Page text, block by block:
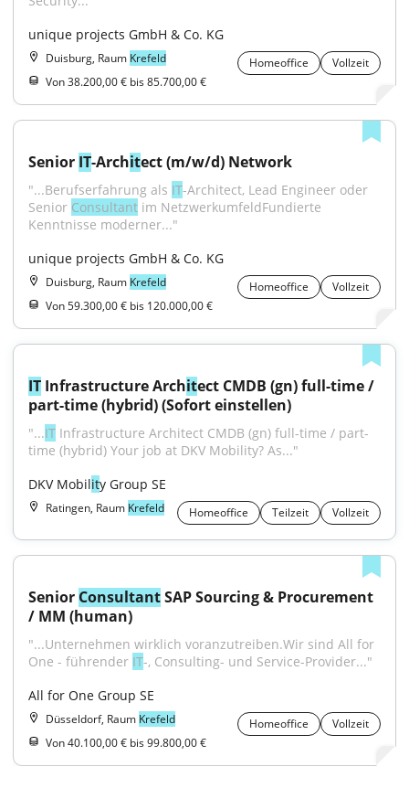
unique projects GmbH & Co. KG
Duisburg, Raum Krefeld Homeoffice
Vollzeit
Von 38.200,00 € bis 85.700,00 €
Senior IT-Architect (m/w/d) Network
"...Berufserfahrung als IT-Architect, Lead Engineer oder
Senior Consultant im NetzwerkumfeldFundierte
Kenntnisse moderner..."
unique projects GmbH & Co. KG
Duisburg, Raum Krefeld Homeoffice
Vollzeit
Von 59.300,00 € bis 120.000,00 €
IT Infrastructure Architect CMDB (gn) full-time /
part-time (hybrid) (Sofort einstellen)
"...IT Infrastructure Architect CMDB (gn) full-time / part-
time (hybrid) Your job at DKV Mobility? As..."
DKV Mobility Group SE
Ratingen, Raum Krefeld Homeoffice Teilzeit Vollzeit
Senior Consultant SAP Sourcing & Procurement
/ MM (human)
"...Unternehmen wirklich voranzutreiben.Wir sind All for
One - führender IT-, Consulting- und Service-Provider..."
All for One Group SE
Düsseldorf, Raum Krefeld Homeoffice
Vollzeit
Von 40.100,00 € bis 99.800,00 €